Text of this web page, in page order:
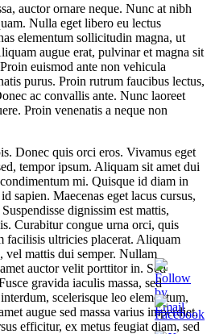
auctor ornare neque. Nunc at nibh
Nulla eget libero eu lectus
elementum sollicitudin magna, ut
augue erat, pulvinar et magna sit
euismod ante non vehicula
purus. Proin rutrum faucibus lectus,
ac convallis ante. Nunc laoreet
Proin venenatis a neque non
Donec quis orci eros. Vivamus eget
tempor ipsum. Aliquam sit amet dui
mi. Quisque id diam in
sapien. Maecenas eget lacus cursus,
dignissim est mattis,
Curabitur congue urna orci, quis
facilisis ultricies placerat. Aliquam
vel mattis dui semper. Nullam
auctor velit porttitor in. Sed
gravida iaculis massa, sed
scelerisque leo elementum,
augue sed massa varius imperdiet.
efficitur, ex metus feugiat diam, sed